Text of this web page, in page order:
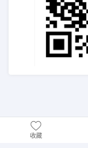
收藏